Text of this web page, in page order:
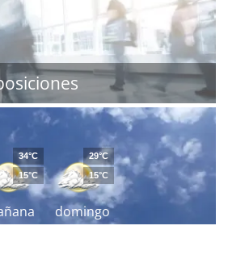
34°C
15°C
domingo
29°C
15°C